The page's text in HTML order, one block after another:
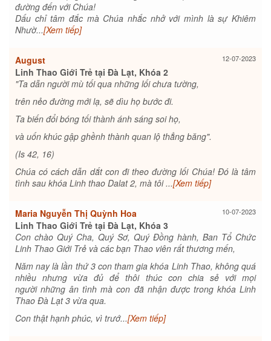
đường đến với Chúa!
Dấu chỉ tâm đắc mà Chúa nhắc nhở với mình là sự Khiêm
Nhườ...[Xem tiếp]
August 12-07-2023
Linh Thao Giới Trẻ tại Đà Lạt, Khóa 2
"Ta dẫn người mù tối qua những lối chưa tường,
trên nẻo đường mới lạ, sẽ dìu họ bước đi.
Ta biến đổi bóng tối thành ánh sáng soi họ,
và uốn khúc gập ghềnh thành quan lộ thẳng băng".
(Is 42, 16)
Chúa có cách dẫn dắt con đi theo đường lối Chúa! Đó là tâm
tình sau khóa Linh thao Dalat 2, mà tôi ...[Xem tiếp]
Maria Nguyễn Thị Quỳnh Hoa 10-07-2023
Linh Thao Giới Trẻ tại Đà Lạt, Khóa 3
Con chào Quý Cha, Quý Sơ, Quý Đồng hành, Ban Tổ Chức
Linh Thao Giới Trẻ và các bạn Thao viên rất thương mến,
Năm nay là lần thứ 3 con tham gia khóa Linh Thao, không quá
nhiều nhưng vừa đủ để thôi thúc con chia sẻ với mọi
người những ân tình mà con đã nhận được trong khóa Linh
Thao Đà Lạt 3 vừa qua.
Con thật hạnh phúc, vì trướ...[Xem tiếp]